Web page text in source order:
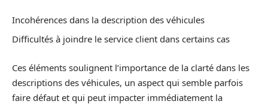
Incohérences dans la description des véhicules
Difficultés à joindre le service client dans certains cas
Ces éléments soulignent l’importance de la clarté dans les
descriptions des véhicules, un aspect qui semble parfois
faire défaut et qui peut impacter immédiatement la